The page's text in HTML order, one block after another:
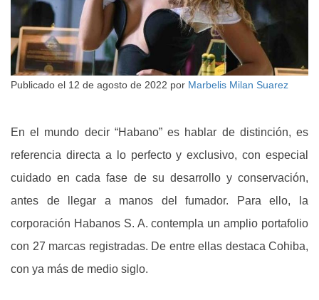
Publicado el 12 de agosto de 2022 por Marbelis Milan Suarez
En el mundo decir “Habano” es hablar de distinción, es
referencia directa a lo perfecto y exclusivo, con especial
cuidado en cada fase de su desarrollo y conservación,
antes de llegar a manos del fumador. Para ello, la
corporación Habanos S. A. contempla un amplio portafolio
con 27 marcas registradas. De entre ellas destaca Cohiba,
con ya más de medio siglo.